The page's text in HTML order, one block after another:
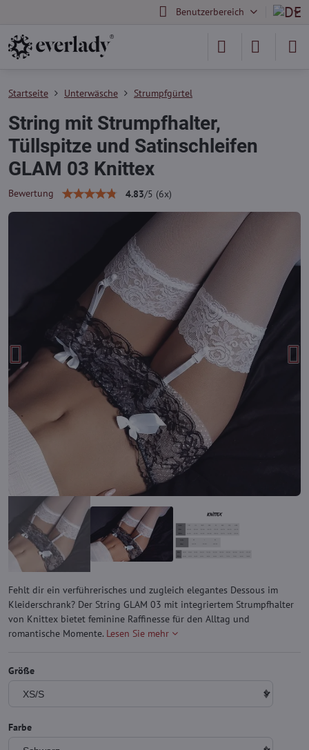
Benutzerbereich
Startseite Unterwäsche Strumpfgürtel
String mit Strumpfhalter,
Tüllspitze und Satinschleifen
GLAM 03 Knittex
Bewertung 4.83/5 (6x)
Fehlt dir ein verführerisches und zugleich elegantes Dessous im
Kleiderschrank? Der String GLAM 03 mit integriertem Strumpfhalter
von Knittex bietet feminine Raffinesse für den Alltag und
romantische Momente. Lesen Sie mehr
Größe
Farbe